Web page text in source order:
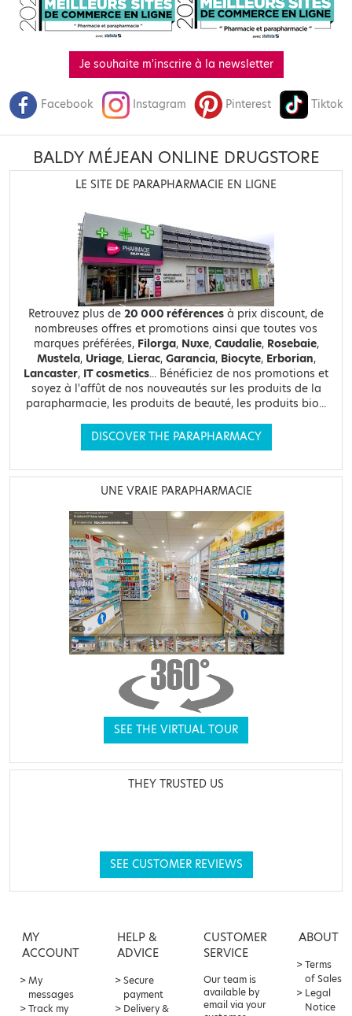
Je souhaite m'inscrire à la newsletter
Facebook Instagram Pinterest Tiktok
BALDY MÉJEAN ONLINE DRUGSTORE
LE SITE DE PARAPHARMACIE EN LIGNE
Retrouvez plus de 20 000 références à prix discount, de
nombreuses offres et promotions ainsi que toutes vos
marques préférées, Filorga, Nuxe, Caudalie, Rosebaie,
Mustela, Uriage, Lierac, Garancia, Biocyte, Erborian,
Lancaster, IT cosmetics... Bénéficiez de nos promotions et
soyez à l'affût de nos nouveautés sur les produits de la
parapharmacie, les produits de beauté, les produits bio...
DISCOVER THE PARAPHARMACY
UNE VRAIE PARAPHARMACIE
SEE THE VIRTUAL TOUR
THEY TRUSTED US
SEE CUSTOMER REVIEWS
MY
ACCOUNT
My
messages
Track my
HELP &
ADVICE
Secure
payment
Delivery &
CUSTOMER
SERVICE
Our team is
available by
email via your
ABOUT
Terms
of Sales
Legal
Notice